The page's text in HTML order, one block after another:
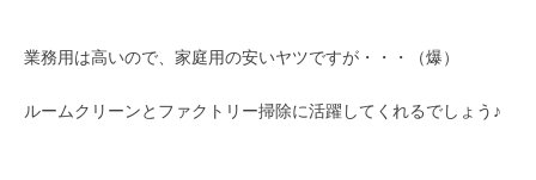
業務用は高いので、家庭用の安いヤツですが・・・（爆）
ルームクリーンとファクトリー掃除に活躍してくれるでしょう♪